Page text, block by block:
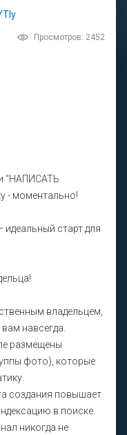
Просмотров: 2452
"НАПИСАТЬ
- моментально!
идеальный старт для
владельцем,
навсегда.
размещены
фото), которые
создания повышает
в поиске.
никогда не